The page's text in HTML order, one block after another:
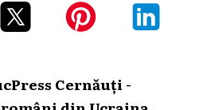
Cernăuți -